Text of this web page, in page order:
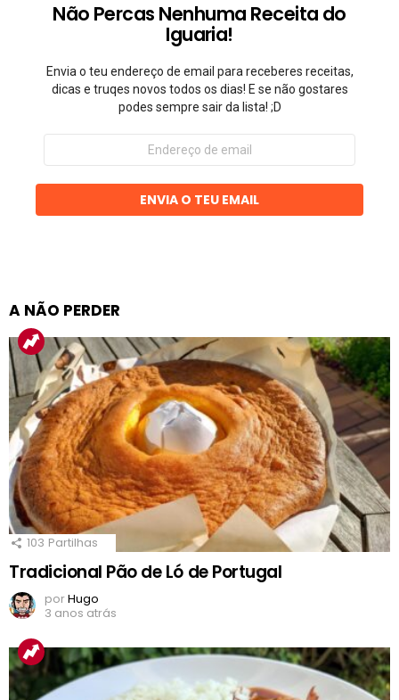
Não Percas Nenhuma Receita do
Iguaria!
Envia o teu endereço de email para receberes receitas,
dicas e truqes novos todos os dias! E se não gostares
podes sempre sair da lista! ;D
Endereço
email
ENVIA O TEU EMAIL
A NÃO PERDER
103 Partilhas
Tradicional Pão de Ló de Portugal
porHugo
3 anos atrás